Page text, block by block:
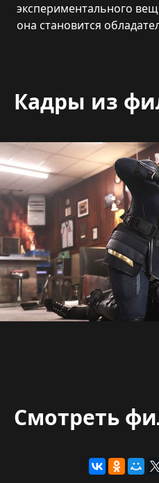
экспериментального
она становится
Кадры из
Смотреть